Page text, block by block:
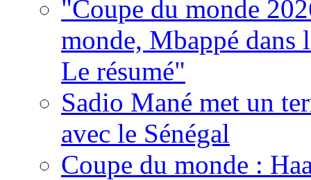
"Coupe du monde
monde, Mbappé dans
Le résumé"
Sadio Mané met un
avec le Sénégal
Coupe du monde :